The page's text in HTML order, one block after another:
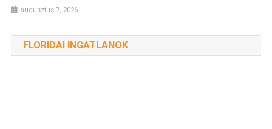
augusztus 7, 2026
FLORIDAI INGATLANOK